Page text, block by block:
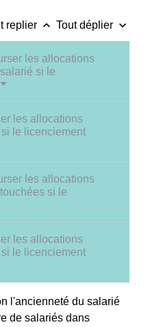
replier keyboard_arrow_up Tout déplier keyboard_arrow_down
les allocations
si le
les allocations
le licenciement
les allocations
si le
les allocations
le licenciement
l'ancienneté du salarié
de salariés dans